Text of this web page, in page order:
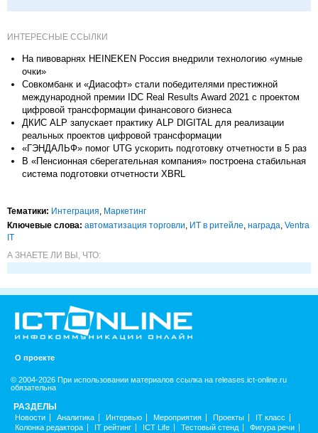
ИНТЕРЕСНЫЕ ССЫЛКИ
На пивоварнях HEINEKEN Россия внедрили технологию «умные
очки»
Совкомбанк и «Диасофт» стали победителями престижной
международной премии IDC Real Results Award 2021 с проектом
цифровой трансформации финансового бизнеса
ДКИС ALP запускает практику ALP DIGITAL для реализации
реальных проектов цифровой трансформации
«ГЭНДАЛЬФ» помог UTG ускорить подготовку отчетности в 5 раз
В «Пенсионная сберегательная компания» построена стабильная
система подготовки отчетности XBRL
Тематики: Интеграция, Маркетинг
Ключевые слова: автоматизация торговли, ИТ в ритейле, награда, Ventra
IT
А ЗНАЕТЕ ЛИ ВЫ, ЧТО:
О проекте
© 2004-2026 При использовании материалов ссылка на releases.ict-online.ru
обязательна
РАЗДЕЛЫ
Новости Аналитика Интервью Мероприятия Проекты
IT класс
Колонка редактора
IT рейтинг ICT Life Тестовый стенд Фигура речи